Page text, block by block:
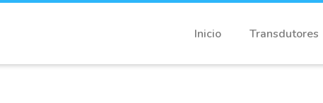
Inicio Transdutores